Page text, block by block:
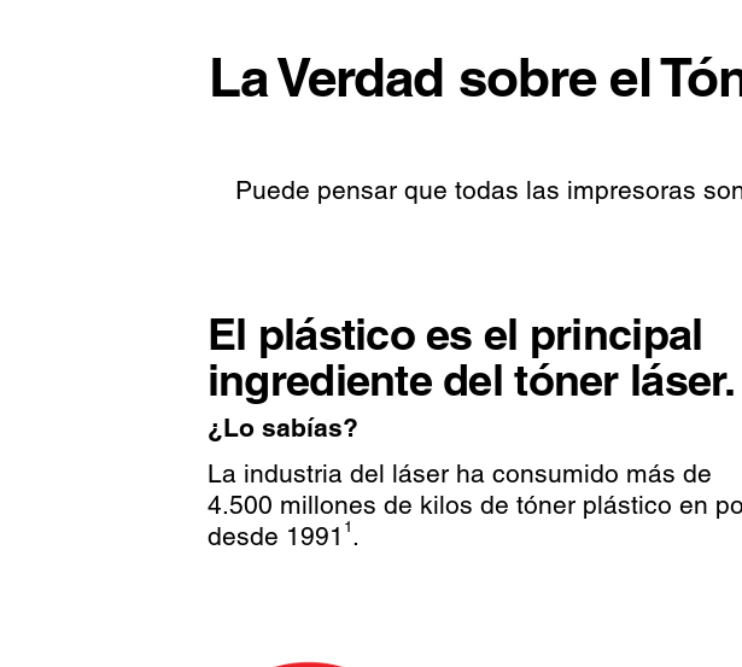
La Verdad sobre el
Puede pensar que todas las impresoras
El plástico es el principal
ingrediente del tóner láser.
¿Lo sabías?
La industria del láser ha consumido más de
4.500 millones de kilos de tóner plástico en
desde 1991 1 .